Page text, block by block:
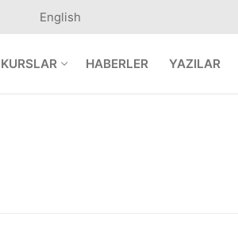
English
KURSLAR HABERLER YAZILAR